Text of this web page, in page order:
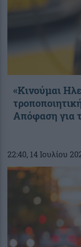
«Κινούμαι
Απόφαση για
22:40, 14 Ιουλίου